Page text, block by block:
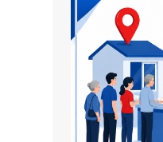
tảng Facebook
công ty liên tục
khách hàng việc
Fanpage của
nhằm mục đích
an toàn tài sản